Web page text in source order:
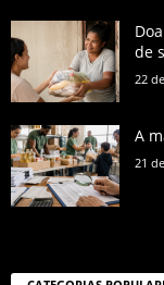
de
22
A
21